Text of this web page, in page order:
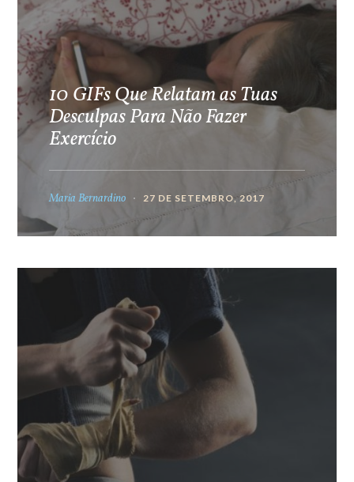
10 GIFs Que Relatam as Tuas
Desculpas Para Não Fazer
Exercício
Maria Bernardino 27 DE SETEMBRO, 2017